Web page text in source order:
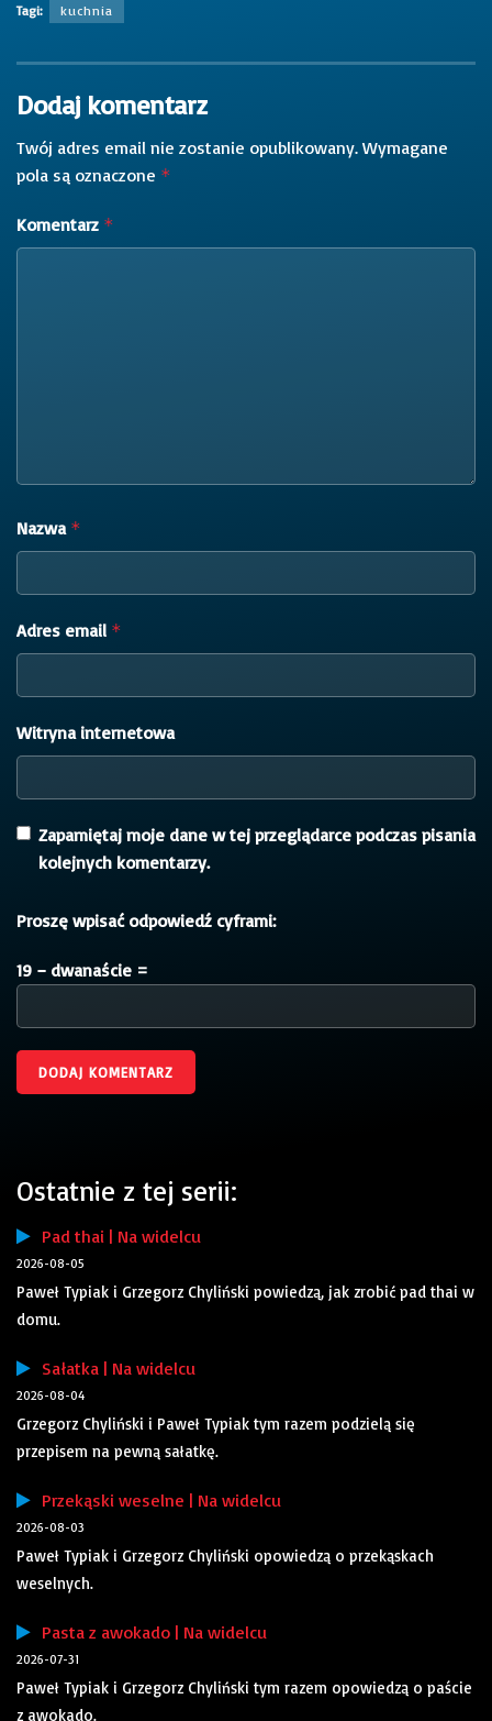
Tagi: kuchnia
Dodaj komentarz
Twój adres email nie zostanie opublikowany. Wymagane
pola są oznaczone *
Komentarz *
Nazwa *
Adres email *
Witryna internetowa
Zapamiętaj moje dane w tej przeglądarce podczas pisania
kolejnych komentarzy.
Proszę wpisać odpowiedź cyframi:
19 − dwanaście =
Ostatnie z tej serii:
Pad thai | Na widelcu
2026-08-05
Paweł Typiak i Grzegorz Chyliński powiedzą, jak zrobić pad thai w
domu.
Sałatka | Na widelcu
2026-08-04
Grzegorz Chyliński i Paweł Typiak tym razem podzielą się
przepisem na pewną sałatkę.
Przekąski weselne | Na widelcu
2026-08-03
Paweł Typiak i Grzegorz Chyliński opowiedzą o przekąskach
weselnych.
Pasta z awokado | Na widelcu
2026-07-31
Paweł Typiak i Grzegorz Chyliński tym razem opowiedzą o paście
z awokado.